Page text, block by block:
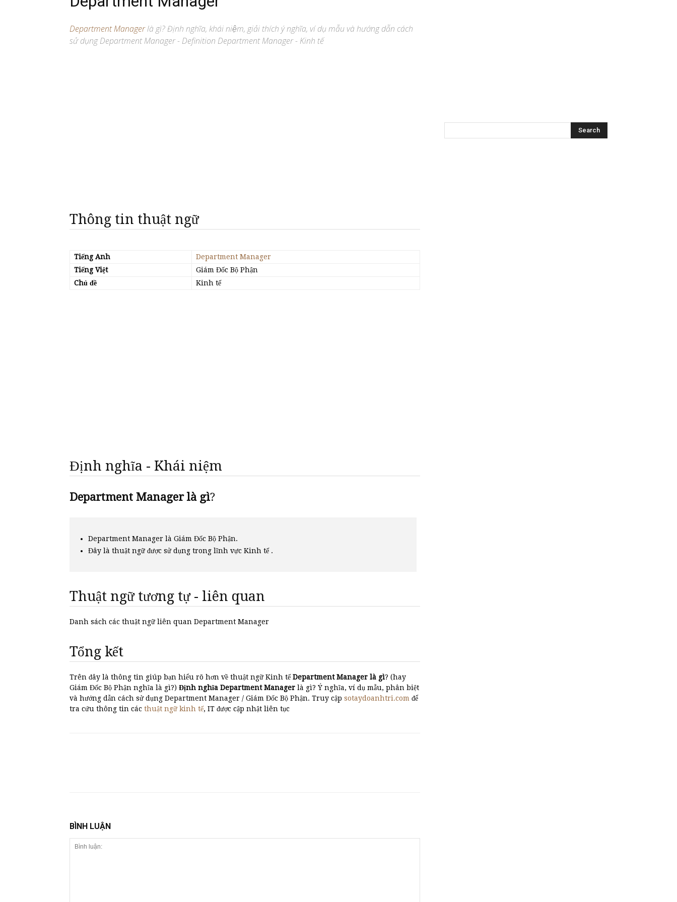
Department Managerlà gì? Định nghĩa, khái niệm, giải thích ý nghĩa, ví dụ mẫu và hướng dẫn cách
sử dụng Department Manager - Definition Department Manager - Kinh tế
Thông tin thuật ngữ
Tiếng Anh
Department Manager
Tiếng Việt
Giám Đốc Bộ Phận
Chủ đề
Kinh tế
Định nghĩa - Khái niệm
Department Manager là gì?
Department Manager là Giám Đốc Bộ Phận.
Đây là thuật ngữ được sử dụng trong lĩnh vực Kinh tế .
Thuật ngữ tương tự - liên quan
Danh sách các thuật ngữ liên quan Department Manager
Tổng kết
Trên đây là thông tin giúp bạn hiểu rõ hơn về thuật ngữ Kinh tếDepartment Manager là gì? (hay
Giám Đốc Bộ Phận nghĩa là gì?) Định nghĩa Department Manager là gì? Ý nghĩa, ví dụ mẫu, phân biệt
và hướng dẫn cách sử dụng Department Manager / Giám Đốc Bộ Phận. Truy cập sotaydoanhtri.com để
tra cứu thông tin các thuật ngữ kinh tế, IT được cập nhật liên tục
BÌNH LUẬN